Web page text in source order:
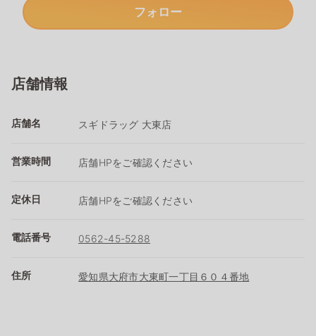
フォロー
店舗情報
店舗名 スギドラッグ 大東店
営業時間 店舗HPをご確認ください
定休日 店舗HPをご確認ください
電話番号 0562-45-5288
住所 愛知県大府市大東町一丁目６０４番地